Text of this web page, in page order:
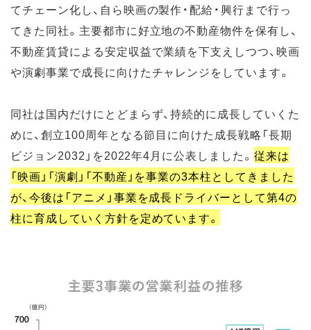
てチェーン化し、自ら映画の製作・配給・興行まで行っ
てきた同社。主要都市に好立地の不動産物件を保有し、
不動産賃貸による安定収益で業績を下支えしつつ、映画
や演劇事業で成長に向けたチャレンジをしています。
同社は国内だけにとどまらず、持続的に成長していくた
めに、創立100周年となる節目に向けた成長戦略「長期
ビジョン2032」を2022年4月に公表しました。 従来は
「映画」「演劇」「不動産」を事業の3本柱としてきました
が、今後は「アニメ」事業を成長ドライバーとして第4の
柱に育成していく方針を定めています。